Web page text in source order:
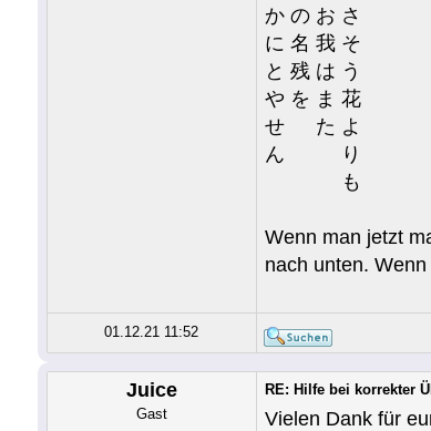
か の お さ
に 名 我 そ
と 残 は う
や を ま 花
せ た よ
ん り
も
Wenn man jetzt
nach unten.
01.12.21 11:52
Juice
Gast
RE: Hilfe bei korrekter
Vielen Dank für